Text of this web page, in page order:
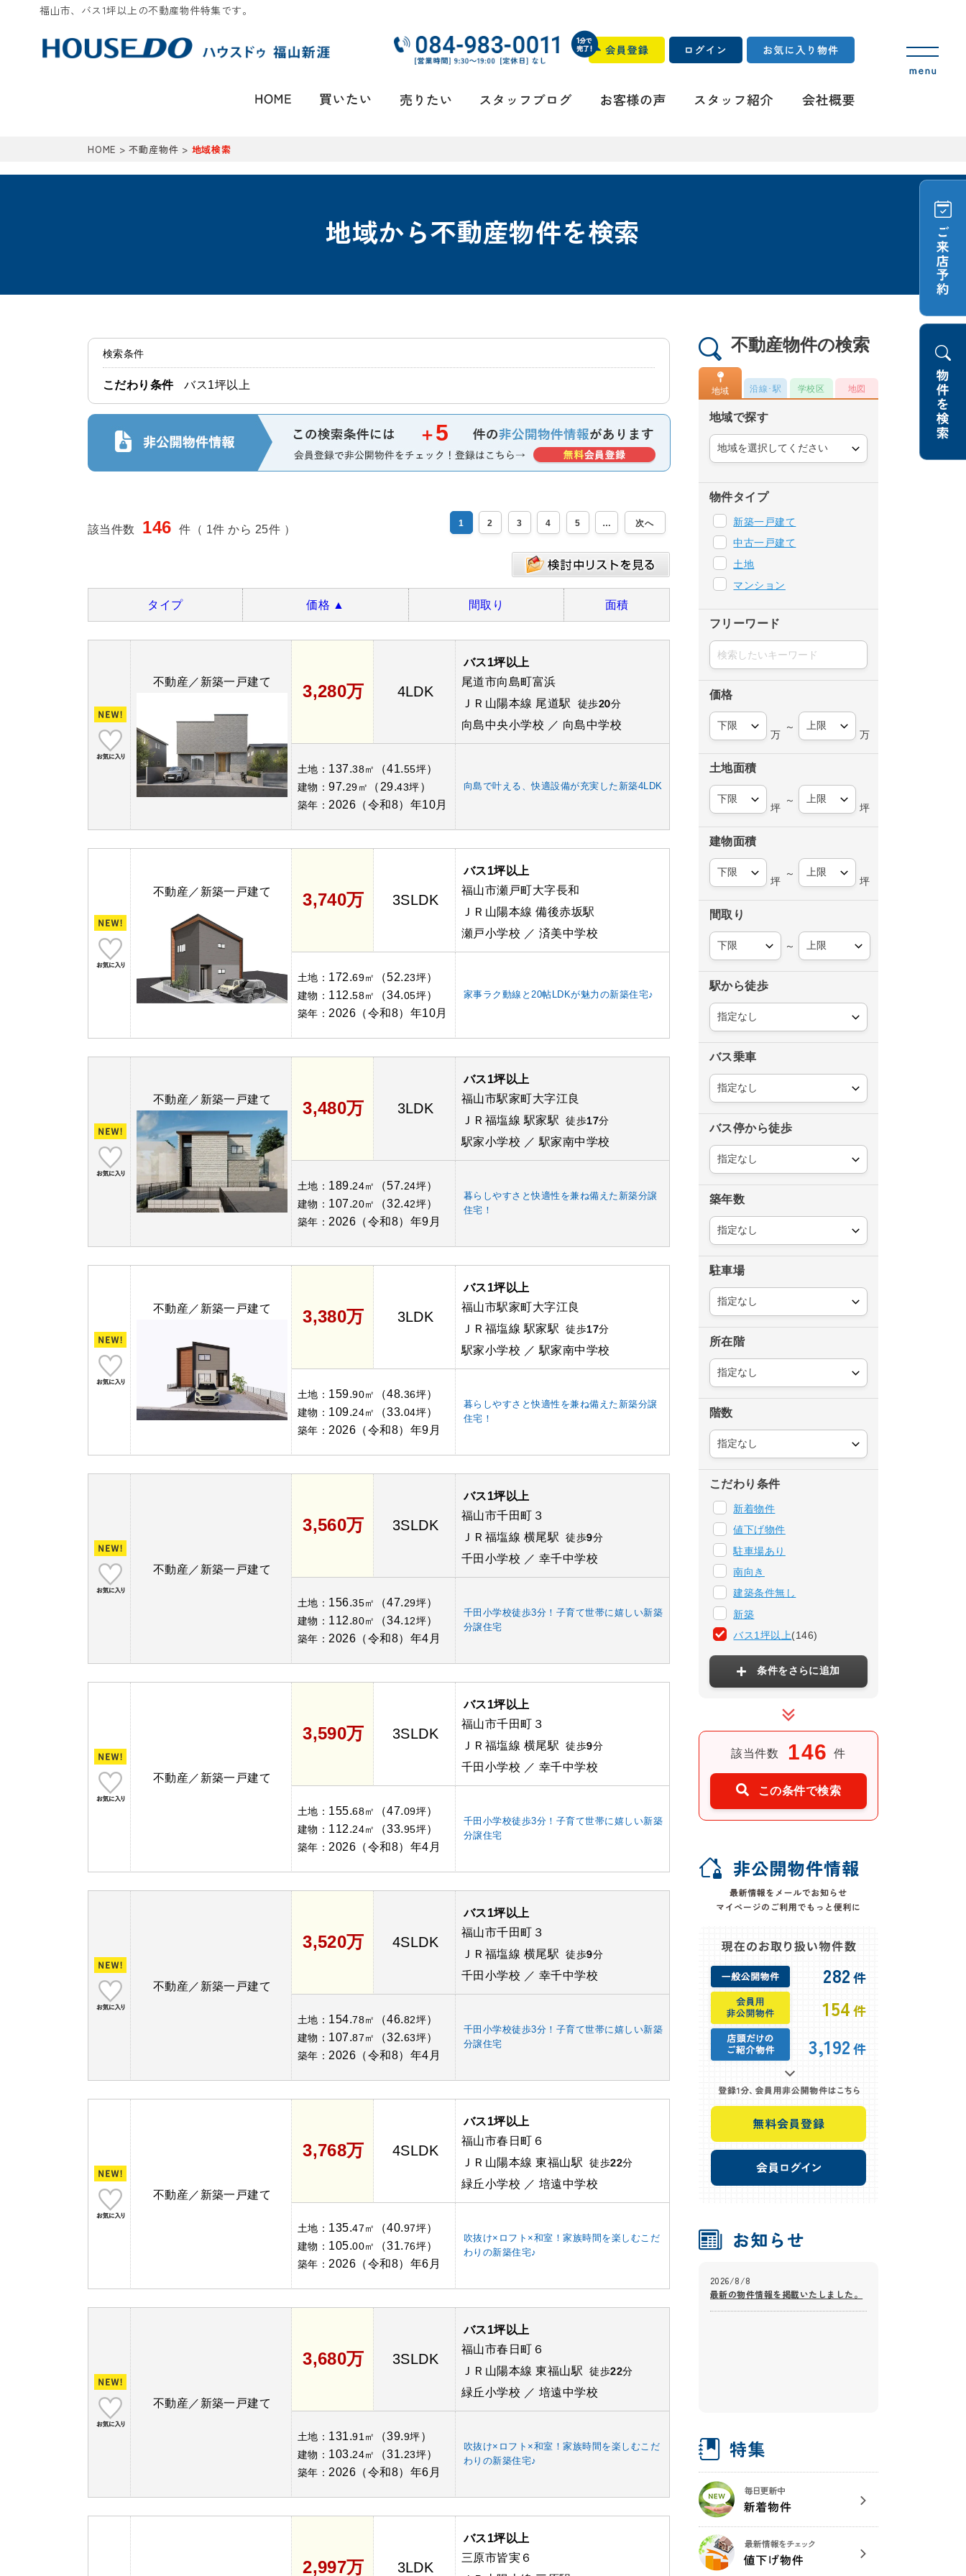
福山市、バス1坪以上の不動産物件特集です。
HOME >不動産物件 > 地域検索
地域から不動産物件を検索
検索条件
こだわり条件 バス1坪以上
＋5
該当件数 146 件（ 1件 から 25件 ） 1 2 3 4 5
タイプ 価格 ▲ 間取り 面積
不動産／新築一戸建て 3,280万 4LDK
バス1坪以上
尾道市向島町富浜
ＪＲ山陽本線 尾道駅
徒歩20分
向島中央小学校 ／ 向島中学校
土地： 137.38㎡ （41.55坪）
建物：97.29㎡ （29.43坪）
築年： 2026（令和8）年10月
向島で叶える、快適設備が充実した新築4LDK
不動産／新築一戸建て 3,740万 3SLDK
バス1坪以上
福山市瀬戸町大字長和
ＪＲ山陽本線 備後赤坂駅
瀬戸小学校 ／ 済美中学校
土地： 172.69㎡ （52.23坪）
建物： 112.58㎡ （34.05坪）
築年： 2026（令和8）年10月
家事ラク動線と20帖LDKが魅力の新築住宅♪
不動産／新築一戸建て 3,480万 3LDK
バス1坪以上
福山市駅家町大字江良
ＪＲ福塩線 駅家駅 徒歩17分
駅家小学校 ／ 駅家南中学校
土地： 189.24㎡ （57.24坪）
建物： 107.20㎡ （32.42坪）
築年： 2026（令和8）年9月
暮らしやすさと快適性を兼ね備えた新築分譲
住宅！
不動産／新築一戸建て 3,380万 3LDK
バス1坪以上
福山市駅家町大字江良
ＪＲ福塩線 駅家駅 徒歩17分
駅家小学校 ／ 駅家南中学校
土地： 159.90㎡ （48.36坪）
建物： 109.24㎡ （33.04坪）
築年： 2026（令和8）年9月
暮らしやすさと快適性を兼ね備えた新築分譲
住宅！
不動産／新築一戸建て
3,560万 3SLDK
バス1坪以上
福山市千田町３
ＪＲ福塩線 横尾駅 徒歩9分
千田小学校 ／ 幸千中学校
土地： 156.35㎡ （47.29坪）
建物： 112.80㎡ （34.12坪）
築年： 2026（令和8）年4月
千田小学校徒歩3分！子育て世帯に嬉しい新築
分譲住宅
不動産／新築一戸建て
3,590万 3SLDK
バス1坪以上
福山市千田町３
ＪＲ福塩線 横尾駅 徒歩9分
千田小学校 ／ 幸千中学校
土地： 155.68㎡ （47.09坪）
建物： 112.24㎡ （33.95坪）
築年： 2026（令和8）年4月
千田小学校徒歩3分！子育て世帯に嬉しい新築
分譲住宅
不動産／新築一戸建て
3,520万 4SLDK
バス1坪以上
福山市千田町３
ＪＲ福塩線 横尾駅 徒歩9分
千田小学校 ／ 幸千中学校
土地： 154.78㎡ （46.82坪）
建物： 107.87㎡ （32.63坪）
築年： 2026（令和8）年4月
千田小学校徒歩3分！子育て世帯に嬉しい新築
分譲住宅
不動産／新築一戸建て
3,768万 4SLDK
バス1坪以上
福山市春日町６
ＪＲ山陽本線 東福山駅 徒歩22分
緑丘小学校 ／ 培遠中学校
土地： 135.47㎡ （40.97坪）
建物： 105.00㎡ （31.76坪）
築年： 2026（令和8）年6月
吹抜け×ロフト×和室！家族時間を楽しむこだ
わりの新築住宅♪
不動産／新築一戸建て
3,680万 3SLDK
バス1坪以上
福山市春日町６
ＪＲ山陽本線 東福山駅 徒歩22分
緑丘小学校 ／ 培遠中学校
土地： 131.91㎡ （39.9坪）
建物： 103.24㎡ （31.23坪）
築年： 2026（令和8）年6月
吹抜け×ロフト×和室！家族時間を楽しむこだ
わりの新築住宅♪
2,997万 3LDK
バス1坪以上
三原市皆実６
不動産物件の検索
地域 沿線･駅 学校区 地図
地域で探す
物件タイプ
新築一戸建て
中古一戸建て
土地
マンション
フリーワード
価格
万
～
万
土地面積
坪
～
坪
建物面積
坪
～
坪
間取り
～
駅から徒歩
バス乗車
バス停から徒歩
築年数
駐車場
所在階
階数
こだわり条件
新着物件
値下げ物件
駐車場あり
南向き
建築条件無し
新築
バス1坪以上(146)
条件をさらに追加
該当件数 146 件
この条件で検索
282件
154件
3,192件
2026/8/8
最新の物件情報を掲載いたしました。